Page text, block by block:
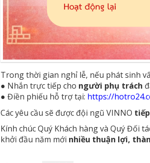
Trong thời gian nghỉ lễ, nếu phát sinh
● Nhắn trực tiếp cho người phụ trách
● Điền phiếu hỗ trợ tại: https://
Các yêu cầu sẽ được đội ngũ VINNO
Kính chúc Quý Khách hàng và Quý Đối
khởi đầu năm mới nhiều thuận lợi,